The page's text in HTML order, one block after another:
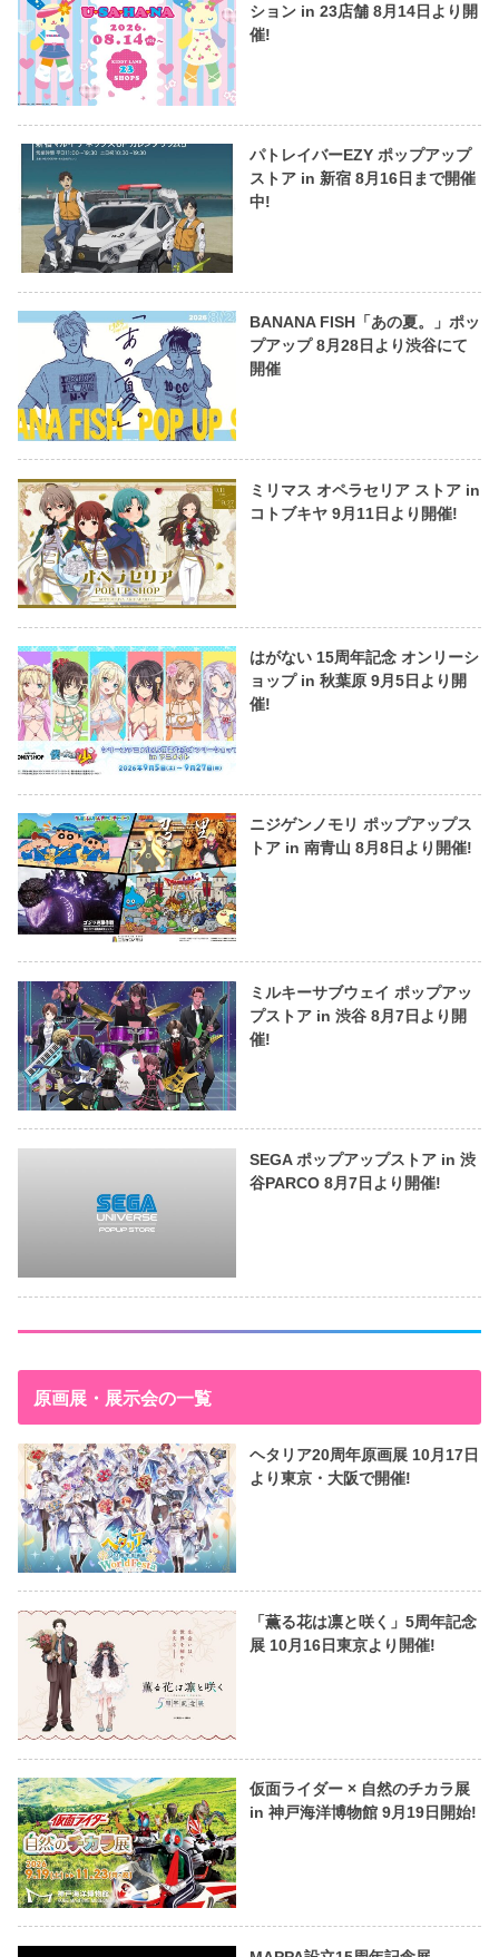
ション in 23店舗 8月14日より開
催!
パトレイバーEZY ポップアップ
ストア in 新宿 8月16日まで開催
中!
BANANA FISH「あの夏。」ポッ
プアップ 8月28日より渋谷にて
開催
ミリマス オペラセリア ストア in
コトブキヤ 9月11日より開催!
はがない 15周年記念 オンリーシ
ョップ in 秋葉原 9月5日より開
催!
ニジゲンノモリ ポップアップス
トア in 南青山 8月8日より開催!
ミルキーサブウェイ ポップアッ
プストア in 渋谷 8月7日より開
催!
SEGA ポップアップストア in 渋
谷PARCO 8月7日より開催!
原画展・展示会の一覧
ヘタリア20周年原画展 10月17日
より東京・大阪で開催!
「薫る花は凛と咲く」5周年記念
展 10月16日東京より開催!
仮面ライダー × 自然のチカラ展
in 神戸海洋博物館 9月19日開始!